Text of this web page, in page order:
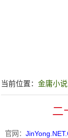
当前位置： 金庸小
二
官网：